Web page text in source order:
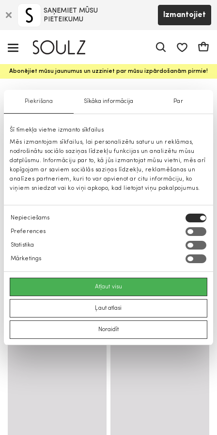
Piekrišana Sīkāka informācija Par
Šī tīmekļa vietne izmanto sīkfailus
Mēs izmantojam sīkfailus, lai personalizētu saturu un reklāmas,
nodrošinātu sociālo saziņas līdzekļu funkcijas un analizētu mūsu
datplūsmu. Informāciju par to, kā jūs izmantojat mūsu vietni, mēs arī
kopīgojam ar saviem sociālās saziņas līdzekļu, reklamēšanas un
analīzes partneriem, kuri to var apvienot ar citu informāciju, ko
viņiem sniedzat vai ko viņi apkopo, kad lietojat viņu pakalpojumus.
Piekrišanas
izvēle
Nepieciešams
Preferences
Statistika
Mārketings
Atļaut visu
Ļaut atlasi
Noraidīt
SAŅEMIET MŪSU
PIETEIKUMU
Izmantojiet
Abonējiet mūsu jaunumus un uzziniet par mūsu izpārdošanām pirmie!
Sieviešu svārki